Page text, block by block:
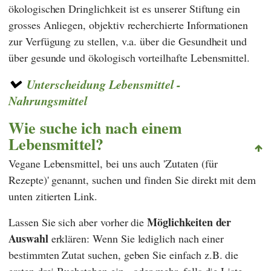
ökologischen Dringlichkeit ist es unserer Stiftung ein
grosses Anliegen, objektiv recherchierte Informationen
zur Verfügung zu stellen, v.a. über die Gesundheit und
über gesunde und ökologisch vorteilhafte Lebensmittel.
Unterscheidung Lebensmittel -
Nahrungsmittel
Wie suche ich nach einem
Lebensmittel?
Vegane Lebensmittel, bei uns auch 'Zutaten (für
Rezepte)' genannt, suchen und finden Sie direkt mit dem
unten zitierten Link.
Lassen Sie sich aber vorher dieMöglichkeiten der
Auswahlerklären: Wenn Sie lediglich nach einer
bestimmten Zutat suchen, geben Sie einfach z.B. die